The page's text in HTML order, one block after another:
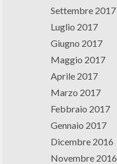
Settembre 2017
Luglio 2017
Giugno 2017
Maggio 2017
Aprile 2017
Marzo 2017
Febbraio 2017
Gennaio 2017
Dicembre 2016
Novembre 2016